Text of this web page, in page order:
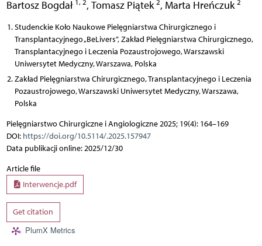
Bartosz Bogdał 1, 2, Tomasz Piątek 2, Marta Hreńczuk 2
Studenckie Koło Naukowe Pielęgniarstwa Chirurgicznego i
Transplantacyjnego „BeLivers”, Zakład Pielęgniarstwa Chirurgicznego,
Transplantacyjnego i Leczenia Pozaustrojowego, Warszawski
Uniwersytet Medyczny, Warszawa, Polska
Zakład Pielęgniarstwa Chirurgicznego, Transplantacyjnego i Leczenia
Pozaustrojowego, Warszawski Uniwersytet Medyczny, Warszawa,
Polska
Pielęgniarstwo Chirurgiczne i Angiologiczne 2025; 19(4): 164–169
DOI: https://doi.org/10.5114/.2025.157947
Data publikacji online: 2025/12/30
Article file
Interwencje.pdf
Get citation
PlumX Metrics